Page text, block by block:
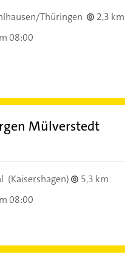
Thüringen
2,3 km
08:00
Mülverstedt
(Kaisershagen)
5,3 km
08:00